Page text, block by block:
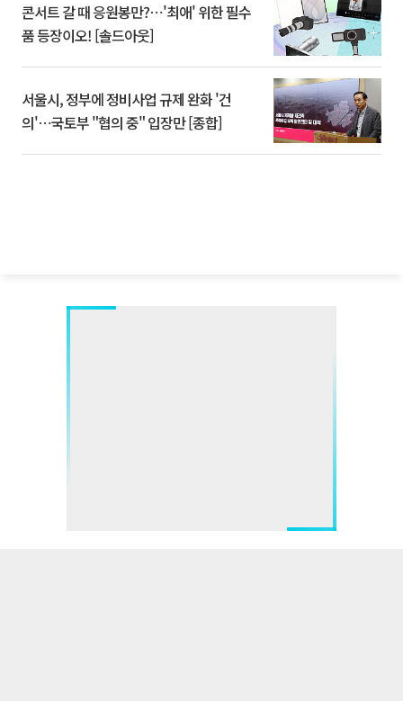
콘서트 갈 때 응원봉만?⋯'최애' 위한 필수
품 등장이오! [솔드아웃]
서울시, 정부에 정비사업 규제 완화 '건
의'⋯국토부 "협의 중" 입장만 [종합]